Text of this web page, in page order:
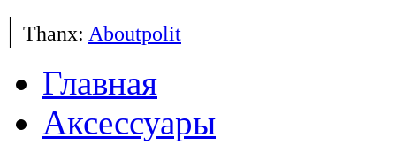
| Thanx: Aboutpolit
Главная
Аксессуары